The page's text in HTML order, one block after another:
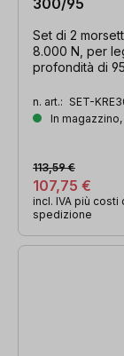
Set di 2
8.000 N, per
profondità di
n. art.: SET-
In
107,75 €
113,59 €
incl. IVA più costi
spedizione